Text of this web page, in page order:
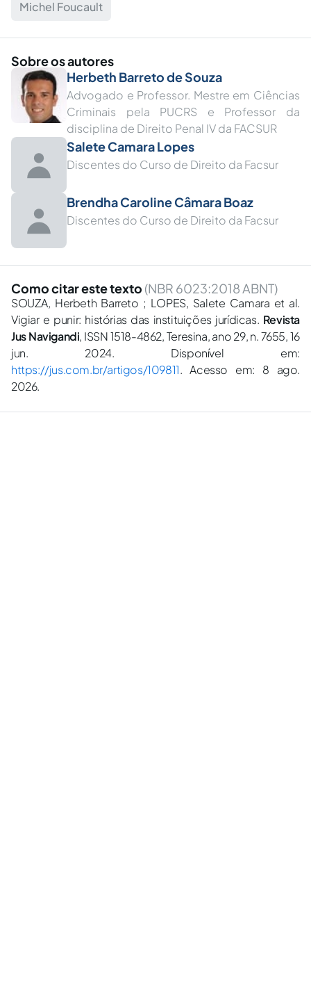
Michel Foucault
Sobre os autores
Herbeth Barreto de Souza
Advogado e Professor. Mestre em Ciências
Criminais pela PUCRS e Professor da
disciplina de Direito Penal IV da FACSUR︎
Salete Camara Lopes
Discentes do Curso de Direito da Facsur
Brendha Caroline Câmara Boaz
Discentes do Curso de Direito da Facsur︎
Como citar este texto (NBR 6023:2018 ABNT)
SOUZA, Herbeth Barreto ; LOPES, Salete Camara et al.
Vigiar e punir: histórias das instituições jurídicas. Revista
Jus Navigandi, ISSN 1518-4862, Teresina, ano 29, n. 7655, 16
jun. 2024. Disponível em:
https://jus.com.br/artigos/109811. Acesso em: 8 ago.
2026.